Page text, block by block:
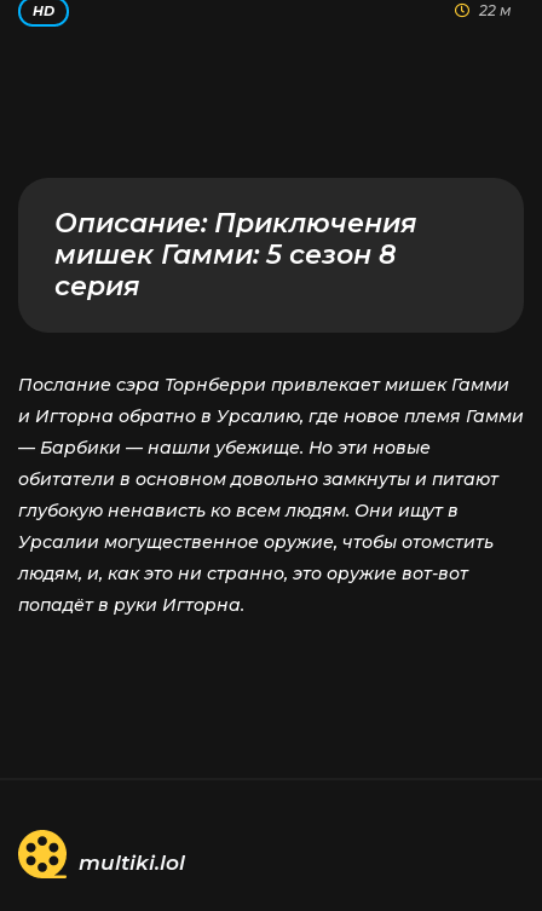
HD 22 м
Описание: Приключения
мишек Гамми: 5 сезон 8
серия
Послание сэра Торнберри привлекает мишек Гамми
и Игторна обратно в Урсалию, где новое племя Гамми
— Барбики — нашли убежище. Но эти новые
обитатели в основном довольно замкнуты и питают
глубокую ненависть ко всем людям. Они ищут в
Урсалии могущественное оружие, чтобы отомстить
людям, и, как это ни странно, это оружие вот-вот
попадёт в руки Игторна.
multiki.lol